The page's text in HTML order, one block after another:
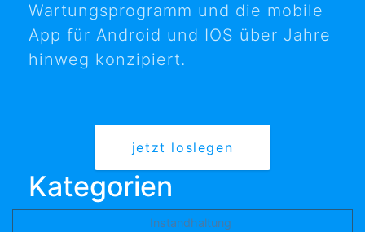
Wartungsprogramm und die mobile
App für Android und IOS über Jahre
hinweg konzipiert.
jetzt loslegen
Kategorien
Instandhaltung